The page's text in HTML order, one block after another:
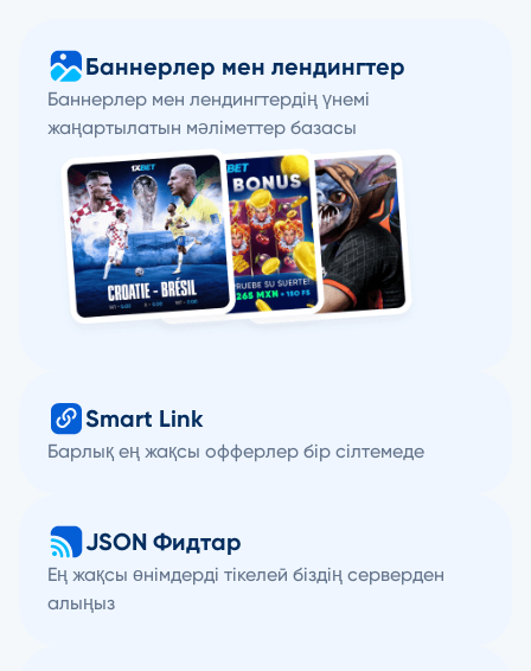
Баннерлер мен лендингтер
Баннерлер мен лендингтердің үнемі
жаңартылатын мәліметтер базасы
Smart Link
Барлық ең жақсы офферлер бір сілтемеде
JSON Фидтар
Ең жақсы өнімдерді тікелей біздің серверден
алыңыз